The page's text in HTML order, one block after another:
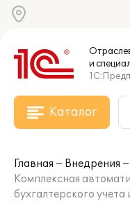
и
Каталог
Главная
Внедрения
Комплексная
бухгалтерского